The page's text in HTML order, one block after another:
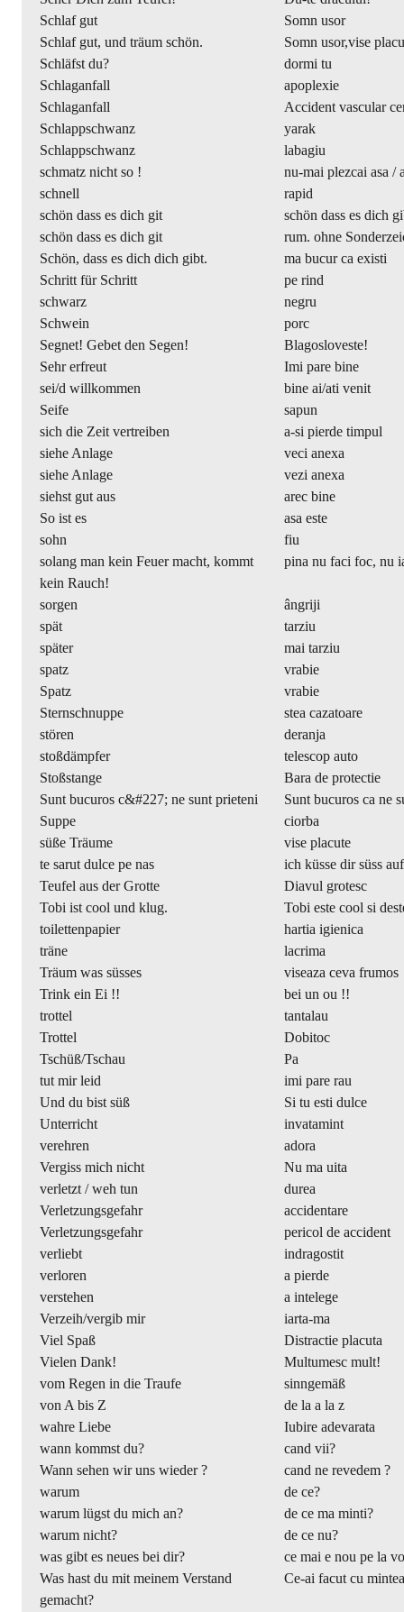
Schlaf gut
Somn usor
Schlaf gut, und träum schön.
Somn usor,vise
Schläfst du?
dormi tu
Schlaganfall
apoplexie
Schlaganfall
Accident vascular
Schlappschwanz
yarak
Schlappschwanz
labagiu
schmatz nicht so !
nu-mai plezcai asa /
schnell
rapid
schön dass es dich git
schön dass es dich
schön dass es dich git
rum. ohne
Schön, dass es dich dich gibt.
ma bucur ca existi
Schritt für Schritt
pe rind
schwarz
negru
Schwein
porc
Segnet! Gebet den Segen!
Blagosloveste!
Sehr erfreut
Imi pare bine
sei/d willkommen
bine ai/ati venit
Seife
sapun
sich die Zeit vertreiben
a-si pierde timpul
siehe Anlage
veci anexa
siehe Anlage
vezi anexa
siehst gut aus
arec bine
So ist es
asa este
sohn
fiu
solang man kein Feuer macht, kommt
kein Rauch!
pina nu faci foc, nu
sorgen
ângriji
spät
tarziu
später
mai tarziu
spatz
vrabie
Spatz
vrabie
Sternschnuppe
stea cazatoare
stören
deranja
stoßdämpfer
telescop auto
Stoßstange
Bara de protectie
Sunt bucuros c&#227; ne sunt prieteni
Sunt bucuros ca ne
Suppe
ciorba
süße Träume
vise placute
te sarut dulce pe nas
ich küsse dir süss
Teufel aus der Grotte
Diavul grotesc
Tobi ist cool und klug.
Tobi este cool si
toilettenpapier
hartia igienica
träne
lacrima
Träum was süsses
viseaza ceva frumos
Trink ein Ei !!
bei un ou !!
trottel
tantalau
Trottel
Dobitoc
Tschüß/Tschau
Pa
tut mir leid
imi pare rau
Und du bist süß
Si tu esti dulce
Unterricht
invatamint
verehren
adora
Vergiss mich nicht
Nu ma uita
verletzt / weh tun
durea
Verletzungsgefahr
accidentare
Verletzungsgefahr
pericol de accident
verliebt
indragostit
verloren
a pierde
verstehen
a intelege
Verzeih/vergib mir
iarta-ma
Viel Spaß
Distractie placuta
Vielen Dank!
Multumesc mult!
vom Regen in die Traufe
sinngemäß
von A bis Z
de la a la z
wahre Liebe
Iubire adevarata
wann kommst du?
cand vii?
Wann sehen wir uns wieder ?
cand ne revedem ?
warum
de ce?
warum lügst du mich an?
de ce ma minti?
warum nicht?
de ce nu?
was gibt es neues bei dir?
ce mai e nou pe la
Was hast du mit meinem Verstand
gemacht?
Ce-ai facut cu